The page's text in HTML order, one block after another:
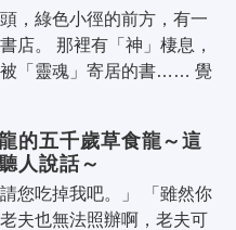
，綠色小徑的前方，有一
店。 那裡有「神」棲息，
被「靈魂」寄居的書…… 覺
的五千歲草食龍～這
人說話～
請您吃掉我吧。」 「雖然你
夫也無法照辦啊，老夫可